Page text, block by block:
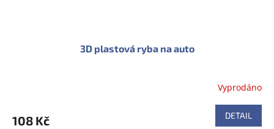
3D plastová ryba na auto
Vyprodáno
108 Kč DETAIL